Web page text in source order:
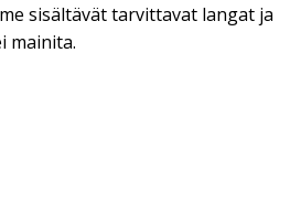
sisältävät tarvittavat langat ja
mainita.